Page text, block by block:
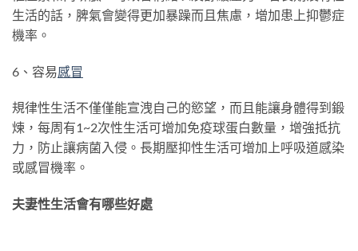
生活的話，脾氣會變得更加暴躁而且焦慮，增加患上抑鬱症
機率。
6、容易感冒
規律性生活不僅僅能宣洩自己的慾望，而且能讓身體得到鍛
煉，每周有1~2次性生活可增加免疫球蛋白數量，增強抵抗
力，防止讓病菌入侵。長期壓抑性生活可增加上呼吸道感染
或感冒機率。
夫妻性生活會有哪些好處